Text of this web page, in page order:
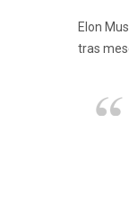
Elon
tras